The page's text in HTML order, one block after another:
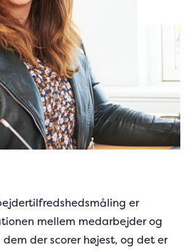
er
mellem medarbejder og
der scorer højest, og det er